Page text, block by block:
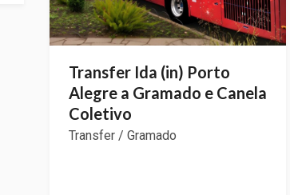
Transfer Ida (in) Porto
Alegre a Gramado e Canela
Coletivo
Transfer / Gramado